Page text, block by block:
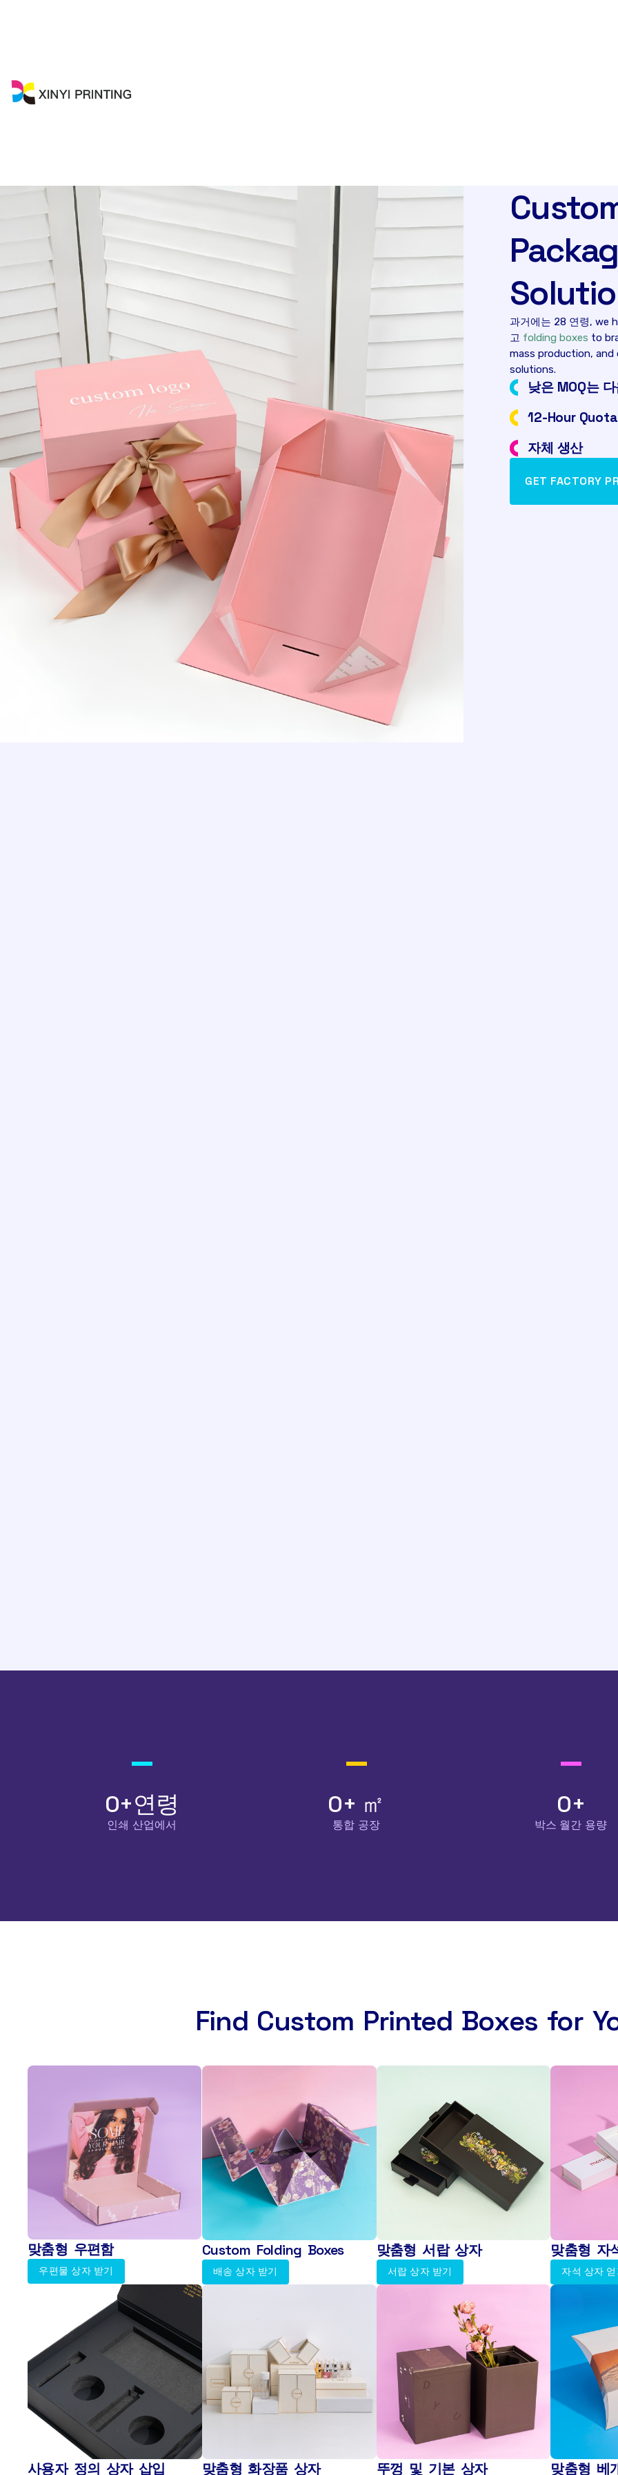
과거에는 28 연령,we
고 folding boxes to
mass production,and
solutions.
낮은 MOQ는
12-Hour
자체 생산
GET FACTORY
인쇄 산업에서
0+연령
통합 공장
0+ ㎡
박스 월간 용량
0+
Find Custom Printed Boxes for
맞춤형 우편함
우편물 상자 받기
Custom Folding Boxes
배송 상자 받기
맞춤형 서랍 상자
서랍 상자 받기
맞춤형 자
자석 상자 얻
사용자 정의 상자 삽입 맞춤형 화장품 상자 뚜껑 및 기본 상자 맞춤형 베